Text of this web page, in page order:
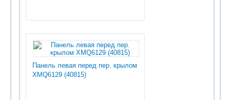
Панель левая перед пер. крылом
XMQ6129 (40815)